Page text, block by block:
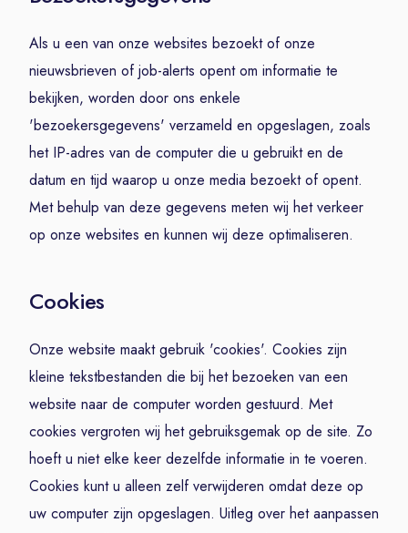
Als u een van onze websites bezoekt of onze
nieuwsbrieven of job-alerts opent om informatie te
bekijken, worden door ons enkele
'bezoekersgegevens' verzameld en opgeslagen, zoals
het IP-adres van de computer die u gebruikt en de
datum en tijd waarop u onze media bezoekt of opent.
Met behulp van deze gegevens meten wij het verkeer
op onze websites en kunnen wij deze optimaliseren.
Cookies
Onze website maakt gebruik 'cookies'. Cookies zijn
kleine tekstbestanden die bij het bezoeken van een
website naar de computer worden gestuurd. Met
cookies vergroten wij het gebruiksgemak op de site. Zo
hoeft u niet elke keer dezelfde informatie in te voeren.
Cookies kunt u alleen zelf verwijderen omdat deze op
uw computer zijn opgeslagen. Uitleg over het aanpassen